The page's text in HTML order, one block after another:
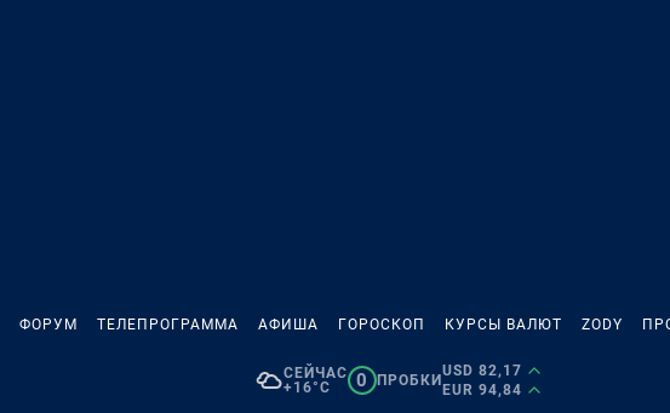
ФОРУМ ТЕЛЕПРОГРАММА АФИША ГОРОСКОП КУРСЫ ВАЛЮТ ZODY
СЕЙЧАС
+16°C
0 ПРОБКИ
USD 82,17
EUR 94,84